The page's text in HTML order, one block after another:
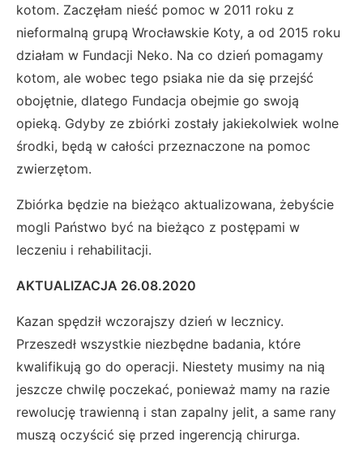
kotom. Zaczęłam nieść pomoc w 2011 roku z
nieformalną grupą Wrocławskie Koty, a od 2015 roku
działam w Fundacji Neko. Na co dzień pomagamy
kotom, ale wobec tego psiaka nie da się przejść
obojętnie, dlatego Fundacja obejmie go swoją
opieką. Gdyby ze zbiórki zostały jakiekolwiek wolne
środki, będą w całości przeznaczone na pomoc
zwierzętom.
Zbiórka będzie na bieżąco aktualizowana, żebyście
mogli Państwo być na bieżąco z postępami w
leczeniu i rehabilitacji.
AKTUALIZACJA 26.08.2020
Kazan spędził wczorajszy dzień w lecznicy.
Przeszedł wszystkie niezbędne badania, które
kwalifikują go do operacji. Niestety musimy na nią
jeszcze chwilę poczekać, ponieważ mamy na razie
rewolucję trawienną i stan zapalny jelit, a same rany
muszą oczyścić się przed ingerencją chirurga.